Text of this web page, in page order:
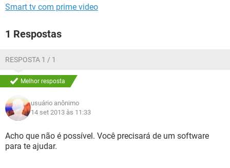
Smart tv com prime video
1 Respostas
RESPOSTA 1 / 1
Melhor resposta
usuário anônimo
14 set 2013 às 11:33
Acho que não é possível. Você precisará de um software
para te ajudar.